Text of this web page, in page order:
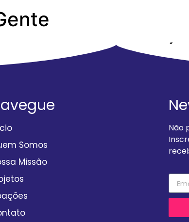
3º
Somos
Missão
Não